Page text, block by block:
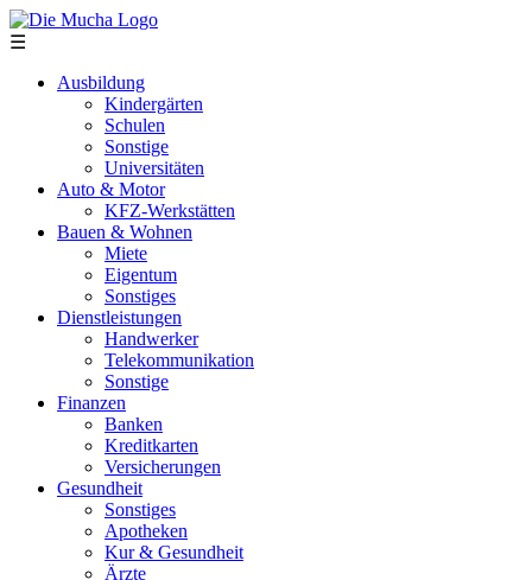
Direkt zum Inhalt
☰
Ausbildung
Kindergärten
Schulen
Sonstige
Universitäten
Auto & Motor
KFZ-Werkstätten
Bauen & Wohnen
Miete
Eigentum
Sonstiges
Dienstleistungen
Handwerker
Telekommunikation
Sonstige
Finanzen
Banken
Kreditkarten
Versicherungen
Gesundheit
Sonstiges
Apotheken
Kur & Gesundheit
Ärzte